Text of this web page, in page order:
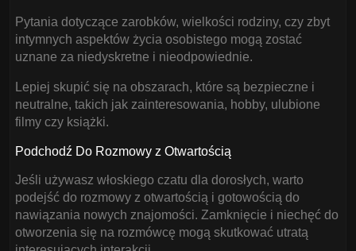
Pytania dotyczące zarobków, wielkości rodziny, czy zbyt
intymnych aspektów życia osobistego mogą zostać
uznane za niedyskretne i nieodpowiednie.
Lepiej skupić się na obszarach, które są bezpieczne i
neutralne, takich jak zainteresowania, hobby, ulubione
filmy czy książki.
Podchodź Do Rozmowy z Otwartością
Jeśli używasz włoskiego czatu dla dorosłych, warto
podejść do rozmowy z otwartością i gotowością do
nawiązania nowych znajomości. Zamknięcie i niechęć do
otworzenia się na rozmówcę mogą skutkować utratą